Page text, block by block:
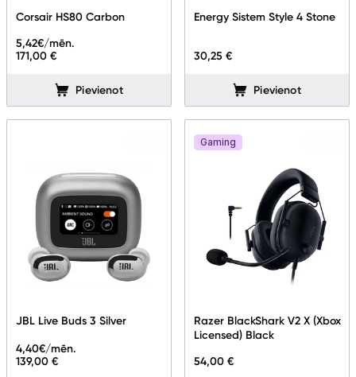
Corsair HS80 Carbon
171,00 €
5,42€/mēn.
Pievienot
Energy Sistem Style 4 Stone
30,25 €
Pievienot
JBL Live Buds 3 Silver
139,00 €
4,40€/mēn.
Gaming
Razer BlackShark V2 X (Xbox
Licensed) Black
54,00 €